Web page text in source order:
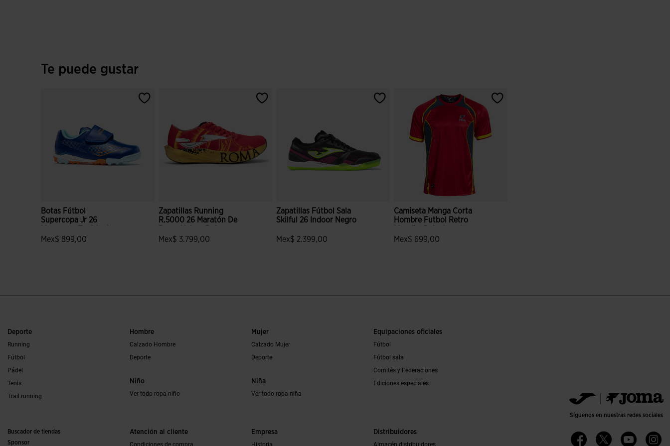
Te puede gustar
Botas Fútbol
Supercopa Jr 26
Royal
Mex$ 899,00
Zapatillas Running
R.5000 26 Maratón De
Mex$ 3.799,00
Zapatillas Fútbol Sala
Skilful 26 Indoor Negro
Mex$ 2.399,00
Camiseta Manga Corta
Hombre Futbol Retro
Mex$ 699,00
Deporte
Running
Fútbol
Pádel
Tenis
Trail running
Hombre
Calzado Hombre
Deporte
Niño
Ver todo ropa niño
Mujer
Calzado Mujer
Deporte
Niña
Ver todo ropa niña
Equipaciones oficiales
Fútbol
Fútbol sala
Comités y Federaciones
Ediciones especiales
Buscador de tiendas
Sponsor
Atención al cliente
Condiciones de compra
Empresa
Historia
Distribuidores
Almacén distribuidores
Síguenos en nuestras redes sociales